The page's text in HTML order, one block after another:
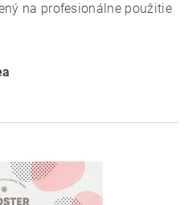
na profesionálne použitie